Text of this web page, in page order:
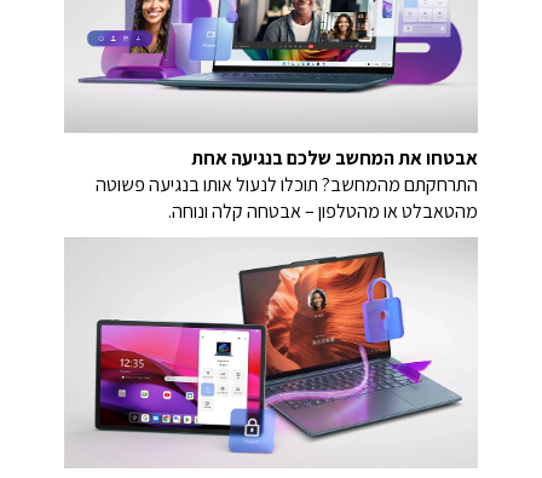
אבטחו את המחשב שלכם בנגיעה אחת
התרחקתם מהמחשב? תוכלו לנעול אותו בנגיעה פשוטה
מהטאבלט או מהטלפון – אבטחה קלה ונוחה.